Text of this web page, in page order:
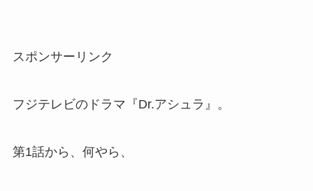
スポンサーリンク
フジテレビのドラマ『Dr.アシュラ』。
第1話から、何やら、